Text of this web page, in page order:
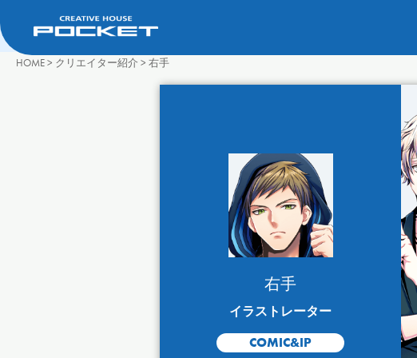
HOME> クリエイター紹介 >右手
右手
イラストレーター
COMIC&IP